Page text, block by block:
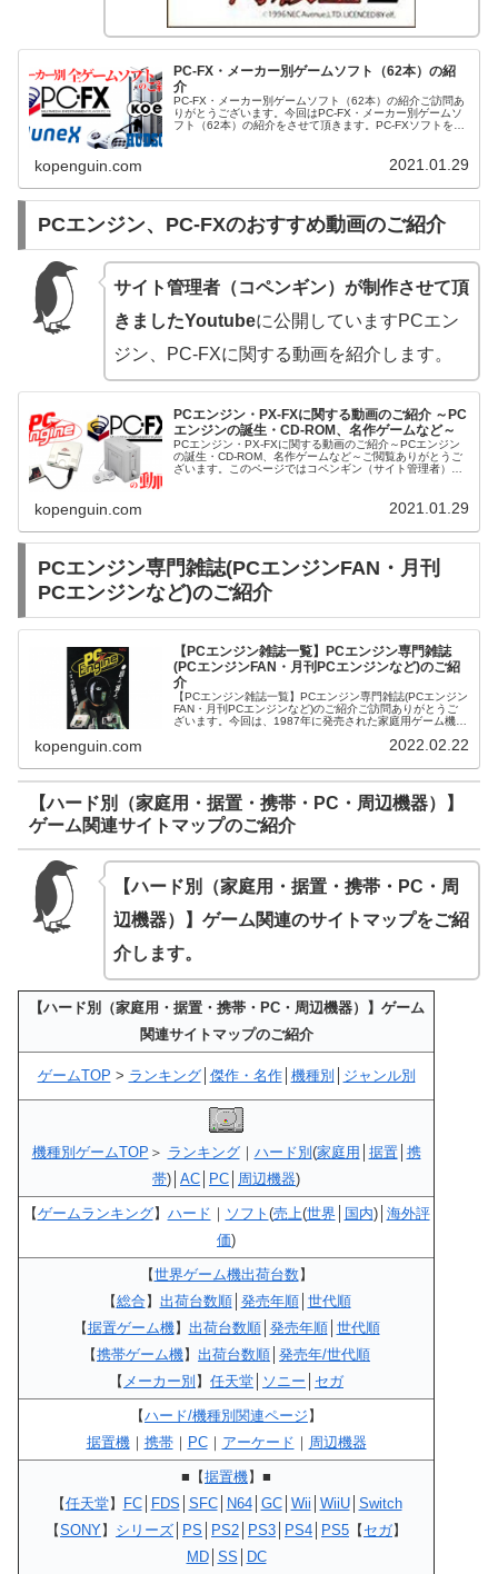
PC-FX・メーカー別ゲームソフト（62本）の紹
介
PC-FX・メーカー別ゲームソフト（62本）の紹介ご訪問あ
りがとうございます。今回はPC-FX・メーカー別ゲームソ
フト（62本）の紹介をさせて頂きます。PC-FXソフトを発
kopenguin.com 2021.01.29
PCエンジン、PC-FXのおすすめ動画のご紹介
サイト管理者（コペンギン）が制作させて頂
きましたYoutubeに公開していますPCエン
ジン、PC-FXに関する動画を紹介します。
PCエンジン・PX-FXに関する動画のご紹介 ～PC
エンジンの誕生・CD-ROM、名作ゲームなど～
PCエンジン・PX-FXに関する動画のご紹介～PCエンジン
の誕生・CD-ROM、名作ゲームなど～ご閲覧ありがとうご
ざいます。このページではコペンギン（サイト管理者）が
kopenguin.com 2021.01.29
PCエンジン専門雑誌(PCエンジンFAN・月刊
PCエンジンなど)のご紹介
【PCエンジン雑誌一覧】PCエンジン専門雑誌
(PCエンジンFAN・月刊PCエンジンなど)のご紹
介
【PCエンジン雑誌一覧】PCエンジン専門雑誌(PCエンジン
FAN・月刊PCエンジンなど)のご紹介ご訪問ありがとうご
ざいます。今回は、1987年に発売された家庭用ゲーム機・
kopenguin.com 2022.02.22
【ハード別（家庭用・据置・携帯・PC・周辺機器）】
ゲーム関連サイトマップのご紹介
【ハード別（家庭用・据置・携帯・PC・周
辺機器）】ゲーム関連のサイトマップをご紹
介します。
【ハード別（家庭用・据置・携帯・PC・周辺機器）】ゲーム
関連サイトマップのご紹介
ゲームTOP > ランキング│ 傑作・名作│ 機種別 ジャンル別
機種別ゲームTOP ＞ ランキング｜ ハード別 (家庭用 据置│ 携
帯)│ AC PC 周辺機器)
【ゲームランキング】 ハード ｜ ソフト (売上(世界 国内)│ 海外評
価)
【世界ゲーム機出荷台数】
【総合】 出荷台数順│ 発売年順│ 世代順
【据置ゲーム機】 出荷台数順│ 発売年順│ 世代順
【携帯ゲーム機】 出荷台数順 発売年/世代順
【 メーカー別 】 任天堂 ソニー セガ
【ハード/機種別関連ページ 】
据置機｜ 携帯｜ PC｜ アーケード ｜ 周辺機器
■【据置機】■
【任天堂】 FC│ FDS SFC│ N64│ GC│ Wii WiiU│ Switch
【SONY】 シリーズ PS PS2 PS3 PS4 PS5 【 セガ】
MD│ SS
DC